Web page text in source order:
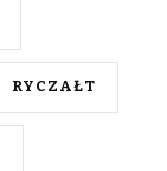
RYCZAŁT